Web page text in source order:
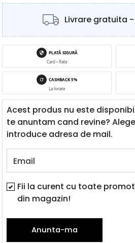
Livrare gratuita
PLATĂ SIGURĂ
Card • Rate
CASHBACK 5%
La livrare
Acest produs nu este
te anuntam cand revine?
introduce adresa de mail.
Email
Fii la curent cu toate
din magazin!
Anunta-ma